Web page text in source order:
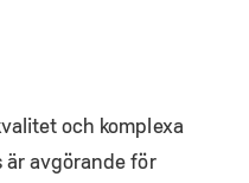
och komplexa
är avgörande för